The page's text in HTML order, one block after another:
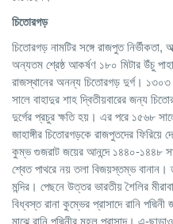
চিতোরগড়
চিতোরগড় নামটির সঙ্গে রাজপুত
অন্যতম শ্রেষ্ঠ আকর্ষণ ১৮০ মিটার উঁচু
রাজস্থানের অনন্য চিতোরগড় দুর্গ।
সালে বাহাদুর শাহ দ্বিতীয়বারের জন্য
দুর্গের প্রচুর ক্ষতি হয়। এর পরে ১৫৬৮
জাহাঙ্গীর চিতোরগড়কে রাজপুতদের ফিরিয়ে
কুম্ভ গুজরাট জয়ের আনন্দে ১৪৪০-১৪৪৮
শ্বেত পাথরে নয় তলা বিজয়স্তম্ভ বানান।
মন্দির। পেছনে উত্তর ভারতীয় শৈলির
বিধ্বস্ত রানা কুম্ভের প্রাসাদে রানি
মাঝে রানি পদ্মিনীর মহল প্রাসাদ। এ-